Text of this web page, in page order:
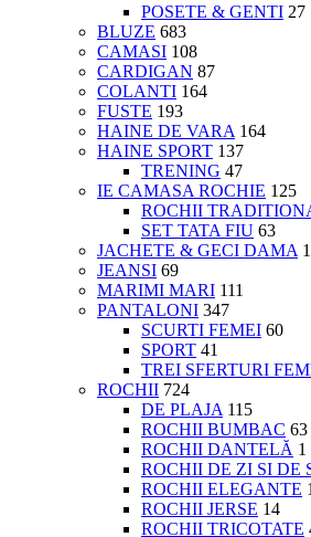
POSETE & GENTI 27
BLUZE 683
CAMASI 108
CARDIGAN 87
COLANTI 164
FUSTE 193
HAINE DE VARA 164
HAINE SPORT 137
TRENING 47
IE CAMASA ROCHIE 125
ROCHII
SET TATA FIU 63
JACHETE & GECI DAMA
JEANSI 69
MARIMI MARI 111
PANTALONI 347
SCURTI FEMEI 60
SPORT 41
TREI SFERTURI
ROCHII 724
DE PLAJA 115
ROCHII BUMBAC 63
ROCHII DANTELĂ 1
ROCHII DE ZI SI DE
ROCHII ELEGANTE
ROCHII JERSE 14
ROCHII TRICOTATE